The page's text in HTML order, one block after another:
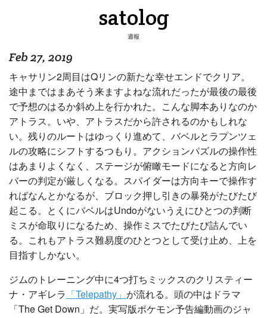
satolog
週報
Feb 27, 2019
キャサリン2周目はQリンの新たな幸せエンドでクリア。
途中まではまあそう来ますよねな流れだったが最後の最後
で予想のはるか斜め上を行かれた。こんな脚本ありなのか
アトラス。いや、アトラスだから許されるのかもしれな
い。残りのルートはゆっくり進めて、バベルとラプンツェ
ルの攻略にシフトするつもり。アクションパズルの操作性
はあまりよくなく、ステージが俯瞰モードになると方向レ
バーの判定が厳しくなる。スパイダーは方向キーで操作す
ればなんとかなるが、ブロック押し引きの暴発がたびたび
起こる。とくにバベルはUndoがないうえにひとつの判断
ミスが命取りになるため、操作ミスでたびたび詰んでい
る。これもアトラス難易度のひとつとして受け止め、上を
目指すしかない。
ジムのトレーニング中に4つ打ちミックスのクリスティー
ナ・アギレラ 「Telepathy」 が流れる。頭の中はドラマ
「The Get Down」だ。実写版ポケモン予告編動画のジャ